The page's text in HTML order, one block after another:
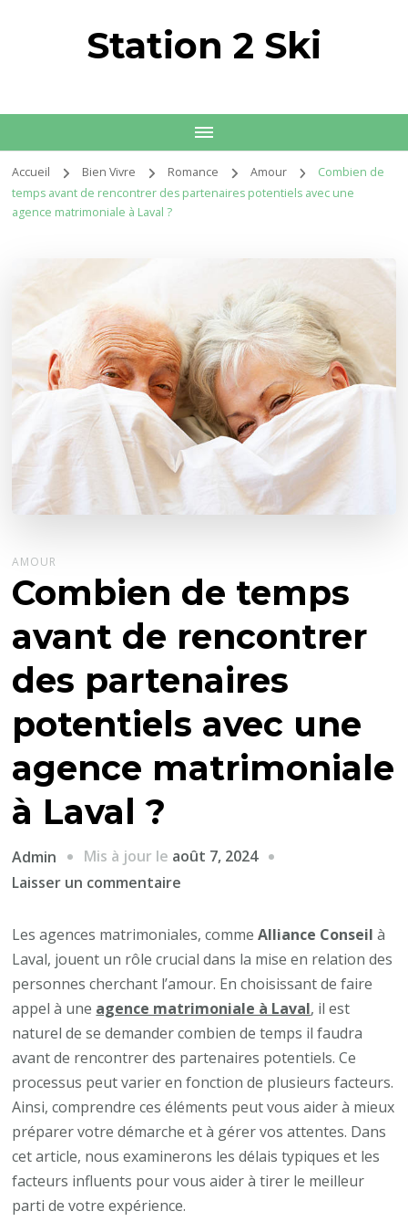
Station 2 Ski
Accueil Bien Vivre Romance Amour
Combien de
temps avant de rencontrer des partenaires potentiels avec une
agence matrimoniale à Laval ?
AMOUR
Combien de temps
avant de rencontrer
des partenaires
potentiels avec une
agence matrimoniale
à Laval ?
Admin Mis à jour le août 7, 2024
Laisser un commentaire
de
temps
avant
de
rencontrer
des
partenaires
potentiels
avec
une
agence
matrimoniale
Les agences matrimoniales, commeAlliance Conseil à
Laval, jouent un rôle crucial dans la mise en relation des
personnes cherchant l’amour. En choisissant de faire
appel à une agence matrimoniale à Laval, il est
naturel de se demander combien de temps il faudra
avant de rencontrer des partenaires potentiels. Ce
processus peut varier en fonction de plusieurs facteurs.
Ainsi, comprendre ces éléments peut vous aider à mieux
préparer votre démarche et à gérer vos attentes. Dans
cet article, nous examinerons les délais typiques et les
facteurs influents pour vous aider à tirer le meilleur
parti de votre expérience.